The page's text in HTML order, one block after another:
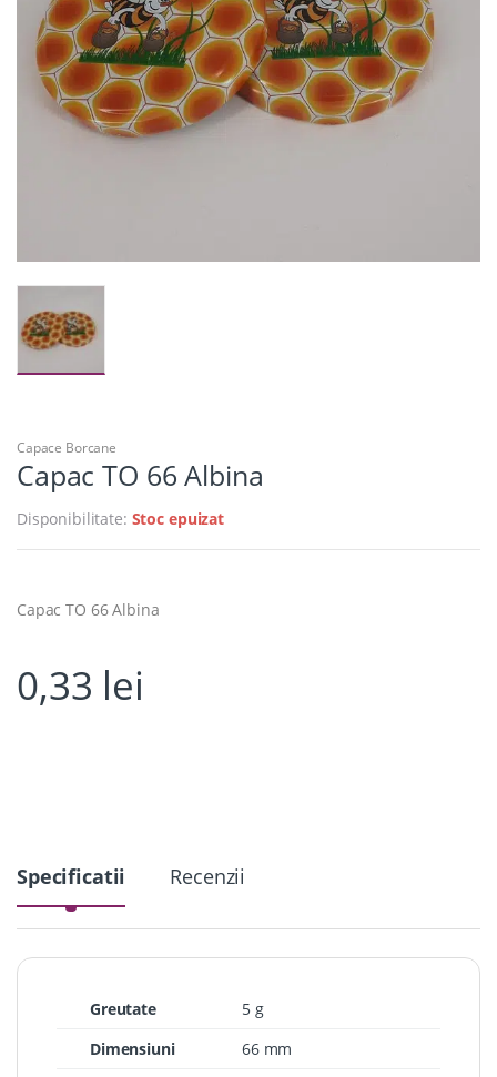
Capace Borcane
Capac TO 66 Albina
Disponibilitate: Stoc epuizat
Capac TO 66 Albina
0,33 lei
Specificatii Recenzii
Greutate
5 g
Dimensiuni
66 mm